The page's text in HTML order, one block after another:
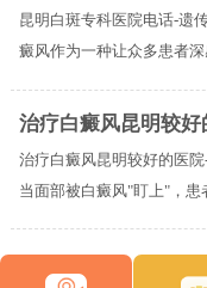
昆明白斑专科医院电话-遗
癜风作为一种让众多患者深
治疗白癜风昆明较
治疗白癜风昆明较好的医
当面部被白癜风"盯上"，患